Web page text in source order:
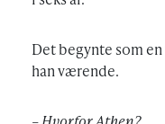
Det begynte som
han værende.